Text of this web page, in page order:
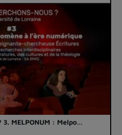
MELPONUM : Melpo…